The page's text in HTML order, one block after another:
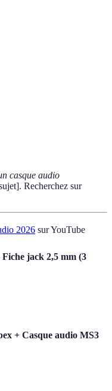
casque audio
Recherchez sur
2026 sur YouTube
jack 2,5 mm (3
+ Casque audio MS3